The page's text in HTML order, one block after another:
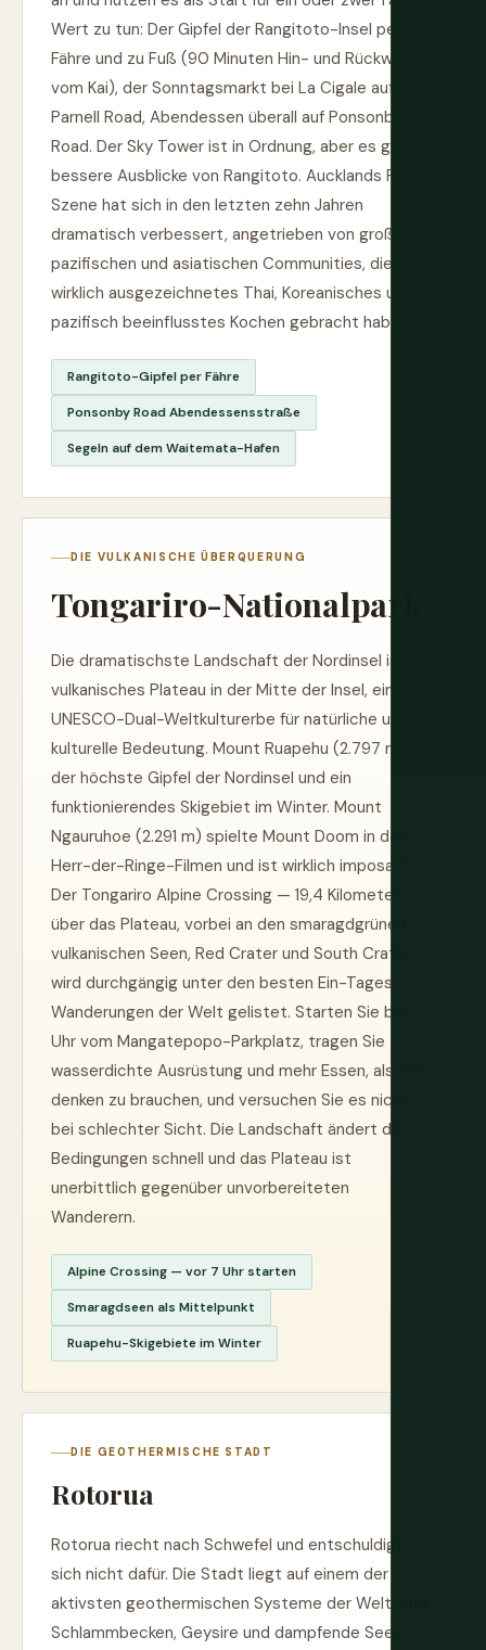
Wert zu tun: Der Gipfel der Rangitoto-Insel per
Fähre und zu Fuß (90 Minuten Hin- und Rückweg
vom Kai), der Sonntagsmarkt bei La Cigale auf
Parnell Road, Abendessen überall auf Ponsonby
Road. Der Sky Tower ist in Ordnung, aber es gibt
bessere Ausblicke von Rangitoto. Aucklands Food-
Szene hat sich in den letzten zehn Jahren
dramatisch verbessert, angetrieben von großen
pazifischen und asiatischen Communities, die
wirklich ausgezeichnetes Thai, Koreanisches und
pazifisch beeinflusstes Kochen gebracht haben.
Rangitoto-Gipfel per Fähre
Ponsonby Road Abendessensstraße
Segeln auf dem Waitemata-Hafen
DIE VULKANISCHE ÜBERQUERUNG
Tongariro-Nationalpark
Die dramatischste Landschaft der Nordinsel ist ein
vulkanisches Plateau in der Mitte der Insel, ein
UNESCO-Dual-Weltkulturerbe für natürliche und
kulturelle Bedeutung. Mount Ruapehu (2.797 m) ist
der höchste Gipfel der Nordinsel und ein
funktionierendes Skigebiet im Winter. Mount
Ngauruhoe (2.291 m) spielte Mount Doom in den
Herr-der-Ringe-Filmen und ist wirklich imposant.
Der Tongariro Alpine Crossing — 19,4 Kilometer
über das Plateau, vorbei an den smaragdgrünen
vulkanischen Seen, Red Crater und South Crater —
wird durchgängig unter den besten Ein-Tages-
Wanderungen der Welt gelistet. Starten Sie bis 7
Uhr vom Mangatepopo-Parkplatz, tragen Sie
wasserdichte Ausrüstung und mehr Essen, als Sie
denken zu brauchen, und versuchen Sie es nicht
bei schlechter Sicht. Die Landschaft ändert die
Bedingungen schnell und das Plateau ist
unerbittlich gegenüber unvorbereiteten
Wanderern.
Alpine Crossing — vor 7 Uhr starten
Smaragdseen als Mittelpunkt
Ruapehu-Skigebiete im Winter
DIE GEOTHERMISCHE STADT
Rotorua
Rotorua riecht nach Schwefel und entschuldigt
sich nicht dafür. Die Stadt liegt auf einem der
aktivsten geothermischen Systeme der Welt, und
Schlammbecken, Geysire und dampfende Seen